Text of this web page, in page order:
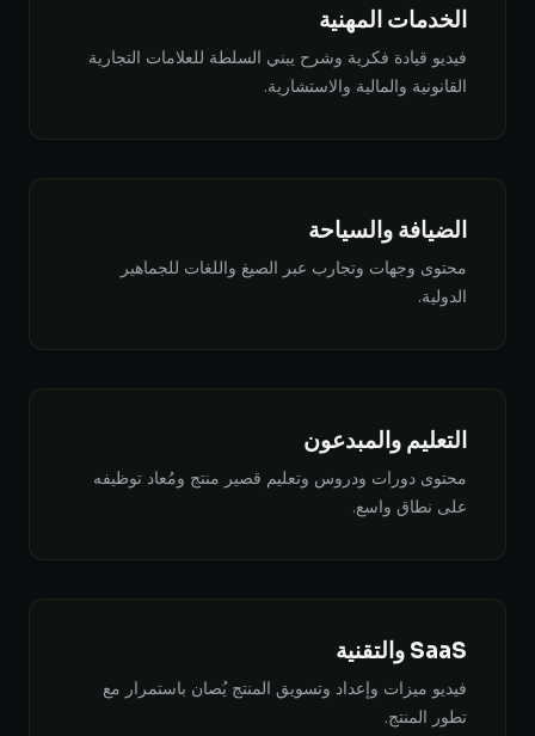
الخدمات المهنية
فيديو قيادة فكرية وشرح يبني السلطة للعلامات التجارية
القانونية والمالية والاستشارية.
الضيافة والسياحة
محتوى وجهات وتجارب عبر الصيغ واللغات للجماهير
الدولية.
التعليم والمبدعون
محتوى دورات ودروس وتعليم قصير منتج ومُعاد توظيفه
على نطاق واسع.
SaaS والتقنية
فيديو ميزات وإعداد وتسويق المنتج يُصان باستمرار مع
تطور المنتج.